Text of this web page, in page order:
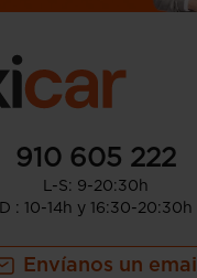
910 605 222
L-S: 9-20:30h
D : 10-14h y 16:30-20:30h
Envíanos un email